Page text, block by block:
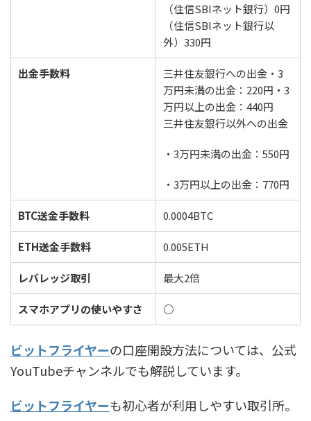
（住信SBIネット銀行）0円
（住信SBIネット銀行以
外）330円
出金手数料
三井住友銀行への出金・3
万円未満の出金：220円・3
万円以上の出金：440円
三井住友銀行以外への出金
・3万円未満の出金：550円
・3万円以上の出金：770円
BTC送金手数料 0.0004BTC
ETH送金手数料 0.005ETH
レバレッジ取引 最大2倍
スマホアプリの使いやすさ ○
ビットフライヤーの口座開設方法については、公式
YouTubeチャンネルでも解説しています。
ビットフライヤーも初心者が利用しやすい取引所。